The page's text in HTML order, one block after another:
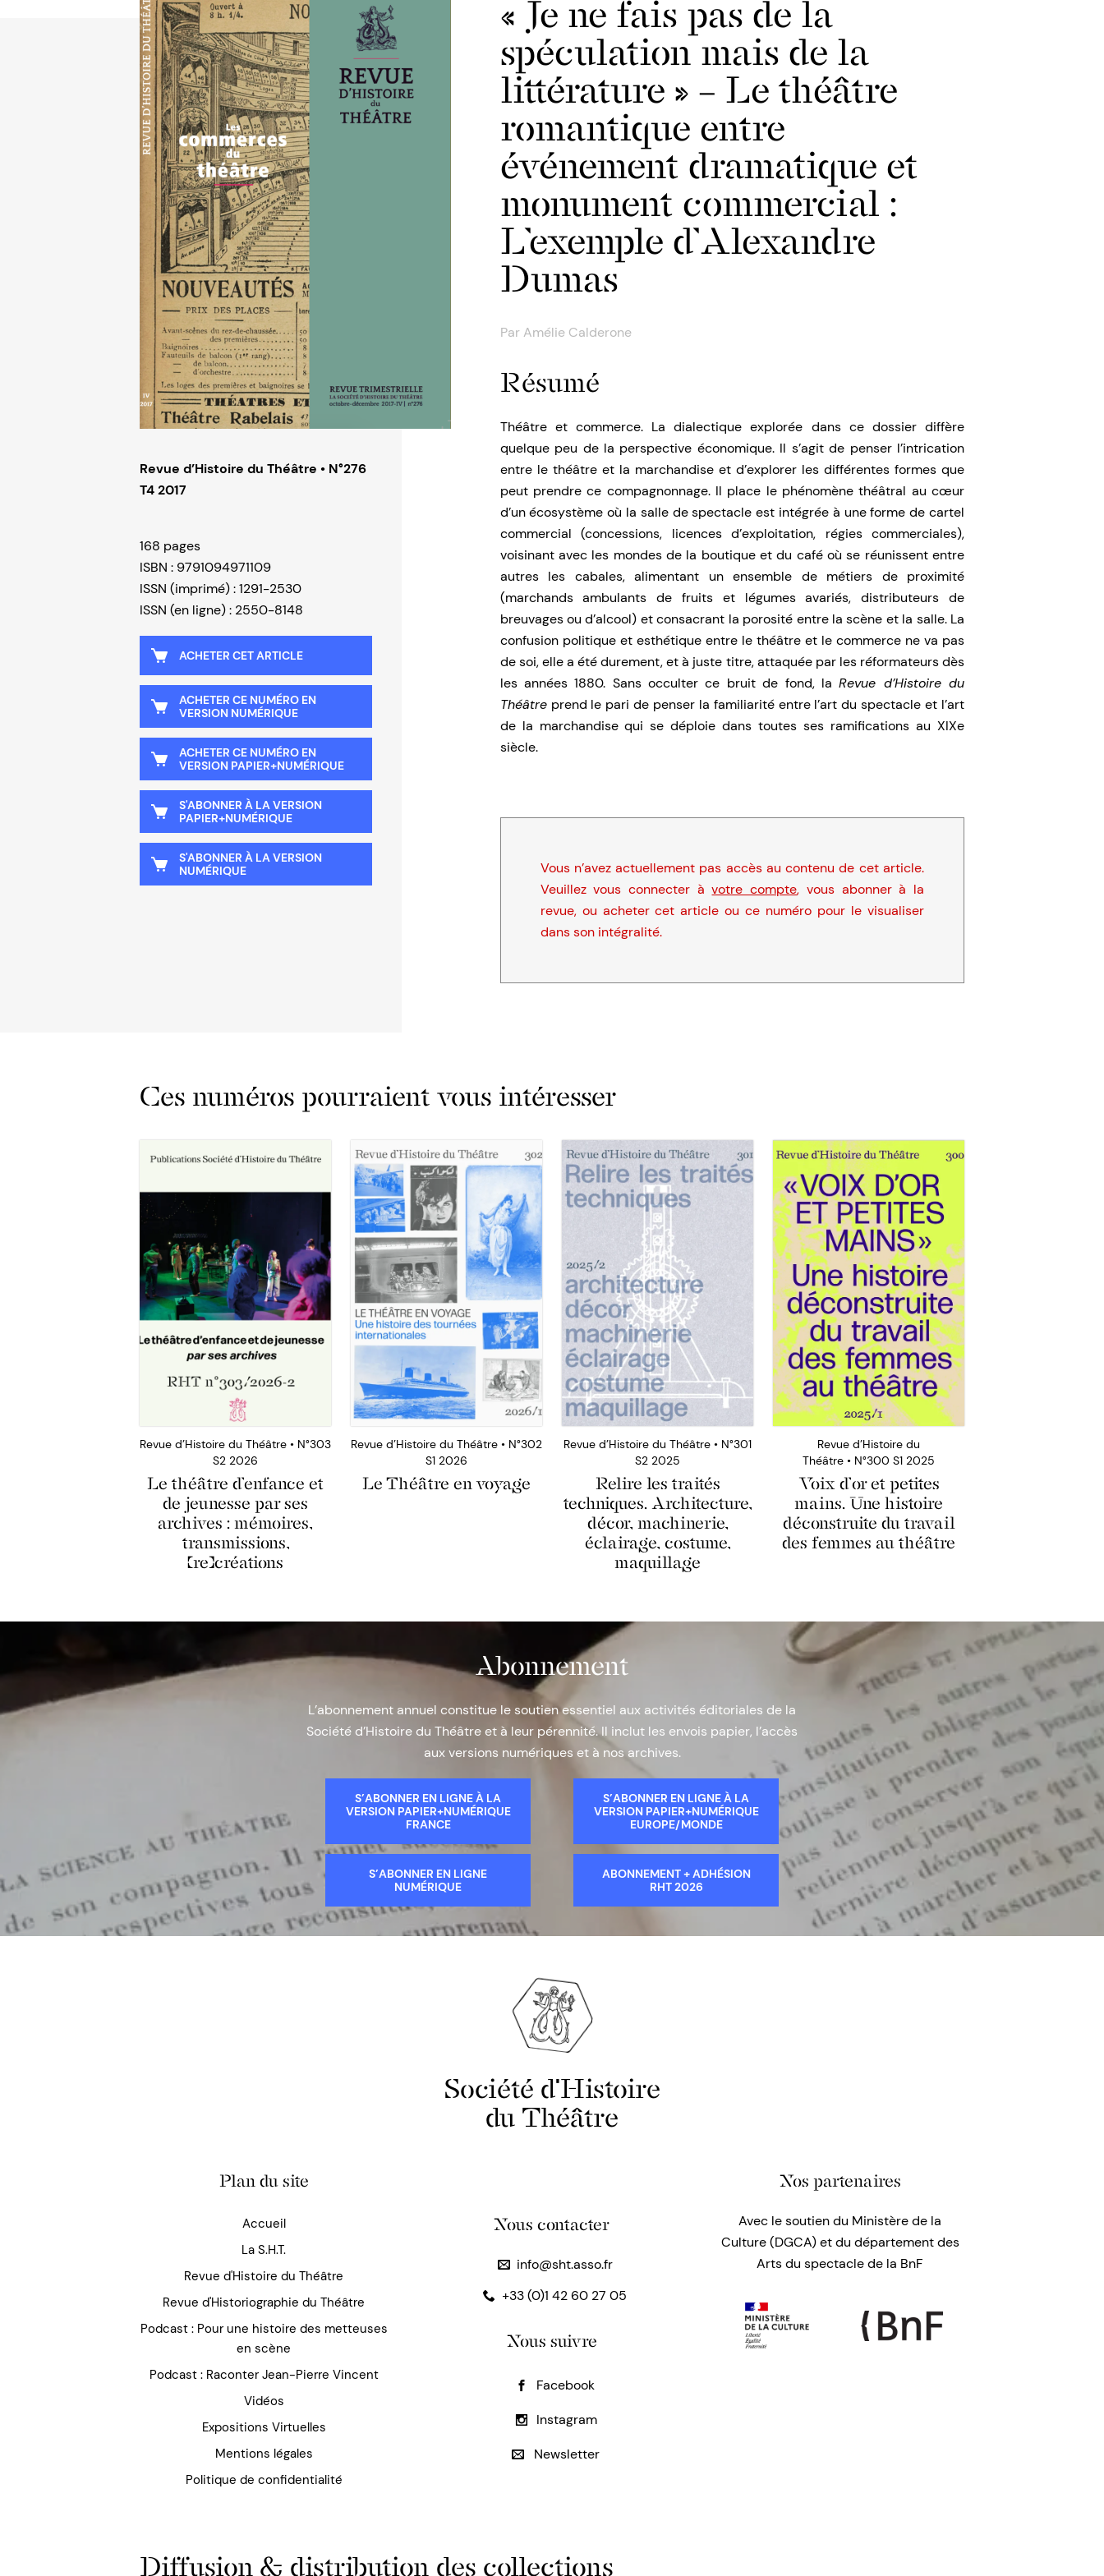
Revue d’Histoire du Théâtre • N°276
T4 2017
168 pages
ISBN : 9791094971109
ISSN (imprimé) : 1291-2530
ISSN (en ligne) : 2550-8148
ACHETER CET ARTICLE
ACHETER CE NUMÉRO EN
VERSION NUMÉRIQUE
ACHETER CE NUMÉRO EN
VERSION PAPIER+NUMÉRIQUE
S'ABONNER À LA VERSION
PAPIER+NUMÉRIQUE
S'ABONNER À LA VERSION
NUMÉRIQUE
« Je ne fais pas de la
spéculation mais de la
littérature » – Le théâtre
romantique entre
événement dramatique et
monument commercial :
L’exemple d’Alexandre
Dumas
Par Amélie Calderone
Résumé
Théâtre et commerce. La dialectique explorée dans ce dossier diffère
quelque peu de la perspective économique. Il s’agit de penser l’intrication
entre le théâtre et la marchandise et d’explorer les différentes formes que
peut prendre ce compagnonnage. Il place le phénomène théâtral au cœur
d’un écosystème où la salle de spectacle est intégrée à une forme de cartel
commercial (concessions, licences d’exploitation, régies commerciales),
voisinant avec les mondes de la boutique et du café où se réunissent entre
autres les cabales, alimentant un ensemble de métiers de proximité
(marchands ambulants de fruits et légumes avariés, distributeurs de
breuvages ou d’alcool) et consacrant la porosité entre la scène et la salle. La
confusion politique et esthétique entre le théâtre et le commerce ne va pas
de soi, elle a été durement, et à juste titre, attaquée par les réformateurs dès
les années 1880. Sans occulter ce bruit de fond, laRevue d’Histoire du
Théâtreprend le pari de penser la familiarité entre l’art du spectacle et l’art
de la marchandise qui se déploie dans toutes ses ramifications au XIXe
siècle.
Vous n’avez actuellement pas accès au contenu de cet article.
Veuillez vous connecter àvotre compte, vous abonner à la
revue, ou acheter cet article ou ce numéro pour le visualiser
dans son intégralité.
Ces numéros pourraient vous intéresser
Revue d’Histoire du Théâtre • N°303
S2 2026
Le théâtre d’enfance et
de jeunesse par ses
archives : mémoires,
transmissions,
(re)créations
Revue d’Histoire du Théâtre • N°302
S1 2026
Le Théâtre en voyage
Revue d’Histoire du Théâtre • N°301
S2 2025
Relire les traités
techniques. Architecture,
décor, machinerie,
éclairage, costume,
maquillage
Revue d’Histoire du
Théâtre • N°300 S1 2025
Voix d’or et petites
mains. Une histoire
déconstruite du travail
des femmes au théâtre
Abonnement
L’abonnement annuel constitue le soutien essentiel aux activités éditoriales de la
Société d’Histoire du Théâtre et à leur pérennité. Il inclut les envois papier, l’accès
aux versions numériques et à nos archives.
S’ABONNER EN LIGNE À LA
VERSION PAPIER+NUMÉRIQUE
FRANCE
S’ABONNER EN LIGNE À LA
VERSION PAPIER+NUMÉRIQUE
EUROPE/MONDE
S’ABONNER EN LIGNE
NUMÉRIQUE
ABONNEMENT + ADHÉSION
RHT 2026
Société d'Histoire
du Théâtre
Plan du site
Accueil
La S.H.T.
Revue d'Histoire du Théâtre
Revue d'Historiographie du Théâtre
Podcast : Pour une histoire des metteuses
en scène
Podcast : Raconter Jean-Pierre Vincent
Vidéos
Expositions Virtuelles
Mentions légales
Politique de confidentialité
Nous contacter
info@sht.asso.fr
+33 (0)1 42 60 27 05
Nous suivre
Facebook
Instagram
Newsletter
Nos partenaires
Avec le soutien du Ministère de la
Culture (DGCA) et du département des
Arts du spectacle de la BnF
Diffusion & distribution des collections